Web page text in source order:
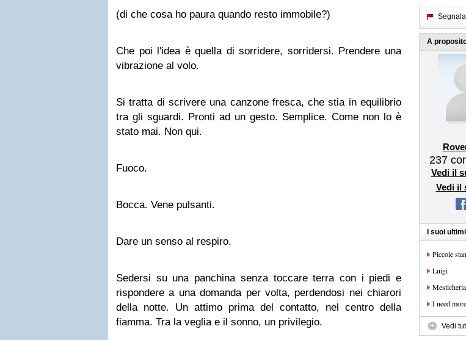
(di che cosa ho paura quando resto immobile?)
Che poi l'idea è quella di sorridere, sorridersi. Prendere una
vibrazione al volo.
Si tratta di scrivere una canzone fresca, che stia in equilibrio
tra gli sguardi. Pronti ad un gesto. Semplice. Come non lo è
stato mai. Non qui.
Fuoco.
Bocca. Vene pulsanti.
Dare un senso al respiro.
Sedersi su una panchina senza toccare terra con i piedi e
rispondere a una domanda per volta, perdendosi nei chiarori
della notte. Un attimo prima del contatto, nel centro della
fiamma. Tra la veglia e il sonno, un privilegio.
A
237
Vedi il
Vedi il
I suoi
Piccole
Luigi
Mesticheria
I need more
Vedi